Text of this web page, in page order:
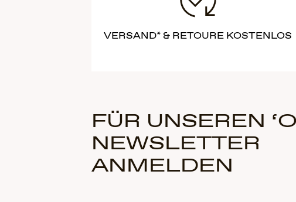
VERSAND* & RETOURE KOSTENLOS
FÜR UNSEREN
NEWSLETTER
ANMELDEN